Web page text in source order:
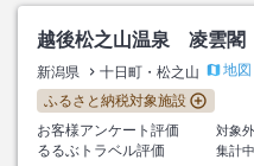
越後松之山温泉 凌雲閣
新潟県 十日町・松之山
地図
ふるさと納税対象施設
お客様アンケート評価
対象外
るるぶトラベル評価
集計中